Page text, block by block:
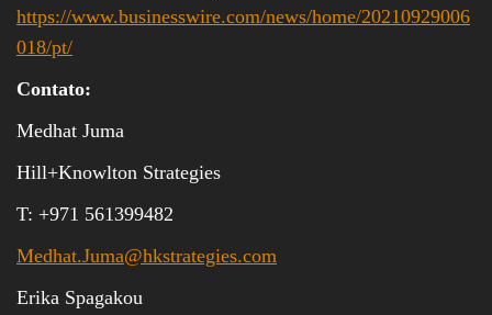
https://www.businesswire.com/news/home/20210929006
018/pt/
Contato:
Medhat Juma
Hill+Knowlton Strategies
T: +971 561399482
Medhat.Juma@hkstrategies.com
Erika Spagakou